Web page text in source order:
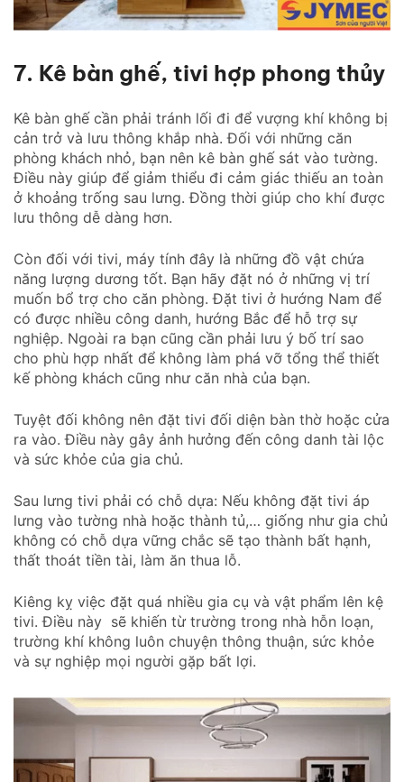
7. Kê bàn ghế, tivi hợp phong thủy
Kê bàn ghế cần phải tránh lối đi để vượng khí không bị
cản trở và lưu thông khắp nhà. Đối với những căn
phòng khách nhỏ, bạn nên kê bàn ghế sát vào tường.
Điều này giúp để giảm thiểu đi cảm giác thiếu an toàn
ở khoảng trống sau lưng. Đồng thời giúp cho khí được
lưu thông dễ dàng hơn.
Còn đối với tivi, máy tính đây là những đồ vật chứa
năng lượng dương tốt. Bạn hãy đặt nó ở những vị trí
muốn bổ trợ cho căn phòng. Đặt tivi ở hướng Nam để
có được nhiều công danh, hướng Bắc để hỗ trợ sự
nghiệp. Ngoài ra bạn cũng cần phải lưu ý bố trí sao
cho phù hợp nhất để không làm phá vỡ tổng thể thiết
kế phòng khách cũng như căn nhà của bạn.
Tuyệt đối không nên đặt tivi đối diện bàn thờ hoặc cửa
ra vào. Điều này gây ảnh hưởng đến công danh tài lộc
và sức khỏe của gia chủ.
Sau lưng tivi phải có chỗ dựa: Nếu không đặt tivi áp
lưng vào tường nhà hoặc thành tủ,… giống như gia chủ
không có chỗ dựa vững chắc sẽ tạo thành bất hạnh,
thất thoát tiền tài, làm ăn thua lỗ.
Kiêng kỵ việc đặt quá nhiều gia cụ và vật phẩm lên kệ
tivi. Điều này sẽ khiến từ trường trong nhà hỗn loạn,
trường khí không luôn chuyện thông thuận, sức khỏe
và sự nghiệp mọi người gặp bất lợi.